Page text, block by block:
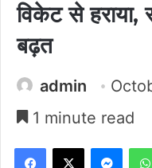
विकेट से हराया,
बढ़त
admin
1 minute read
Facebook
X